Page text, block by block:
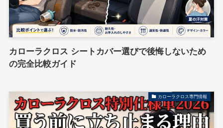
カローラクロス シートカバー選びで後悔しないため
の完全比較ガイド
カローラクロス専門情報